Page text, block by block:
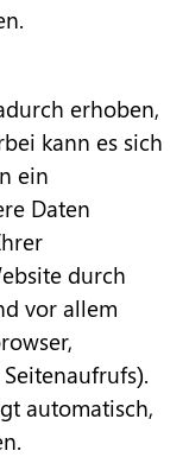
erhoben,
kann es sich
ein
Daten
durch
vor allem
automatisch,